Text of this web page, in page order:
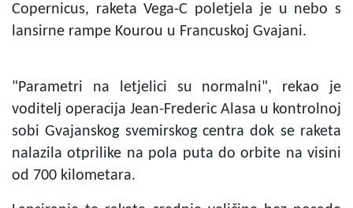
Copernicus, raketa Vega-C poletjela je u nebo s
lansirne rampe Kourou u Francuskoj Gvajani.
"Parametri na letjelici su normalni", rekao je
voditelj operacija Jean-Frederic Alasa u kontrolnoj
sobi Gvajanskog svemirskog centra dok se raketa
nalazila otprilike na pola puta do orbite na visini
od 700 kilometara.